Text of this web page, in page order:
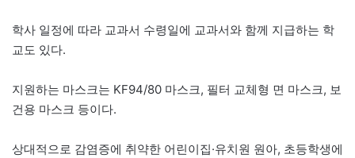
학사 일정에 따라 교과서 수령일에 교과서와 함께 지급하는 학
교도 있다.
지원하는 마스크는 KF94/80 마스크, 필터 교체형 면 마스크, 보
건용 마스크 등이다.
상대적으로 감염증에 취약한 어린이집·유치원 원아, 초등학생에